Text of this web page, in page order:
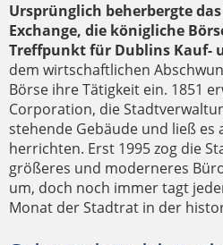
Ursprünglich beherbergte
Exchange, die königliche
Treffpunkt für Dublins Kauf-
dem wirtschaftlichen
Börse ihre Tätigkeit ein. 1851
Corporation, die
stehende Gebäude und ließ es
herrichten. Erst 1995 zog die
größeres und moderneres
um, doch noch immer tagt
Monat der Stadtrat in der